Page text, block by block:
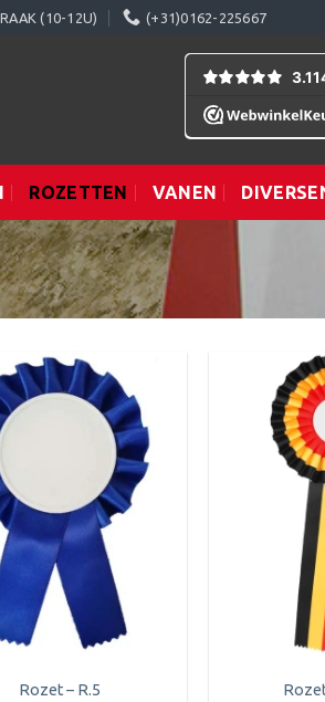
(10-12U) (+31)0162-225667
ROZETTEN VANEN
Toevoegen
aan
verlanglijst
Rozet – R.5